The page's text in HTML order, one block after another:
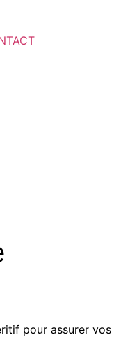
pour assurer vos